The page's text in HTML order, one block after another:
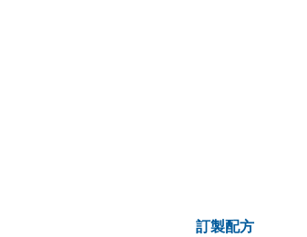
訂製配方